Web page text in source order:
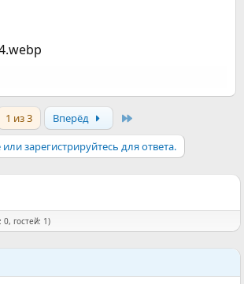
1 из 3 Вперёд
зарегистрируйтесь для ответа.
0, гостей: 1)